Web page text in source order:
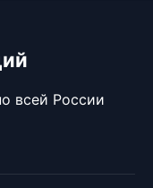
всей России